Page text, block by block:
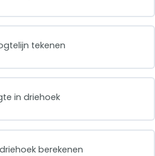
tekenen
in driehoek
berekenen